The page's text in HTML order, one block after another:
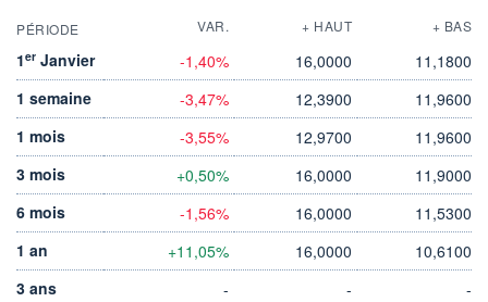
PÉRIODE VAR. + HAUT + BAS
1er Janvier -1,40% 16,0000
11,1800
1 semaine
-3,47% 12,3900
11,9600
1 mois
-3,55% 12,9700
11,9600
3 mois
+0,50% 16,0000
11,9000
6 mois
-1,56% 16,0000
11,5300
1 an
+11,05% 16,0000
10,6100
3 ans
- -
-